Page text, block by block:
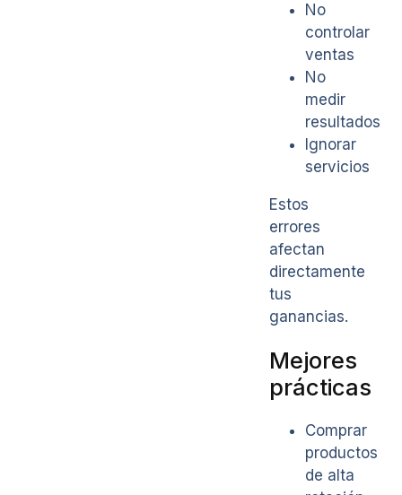
No
controlar
ventas
No
medir
resultados
Ignorar
servicios
Estos
errores
afectan
directamente
tus
ganancias.
Mejores
prácticas
Comprar
productos
de alta